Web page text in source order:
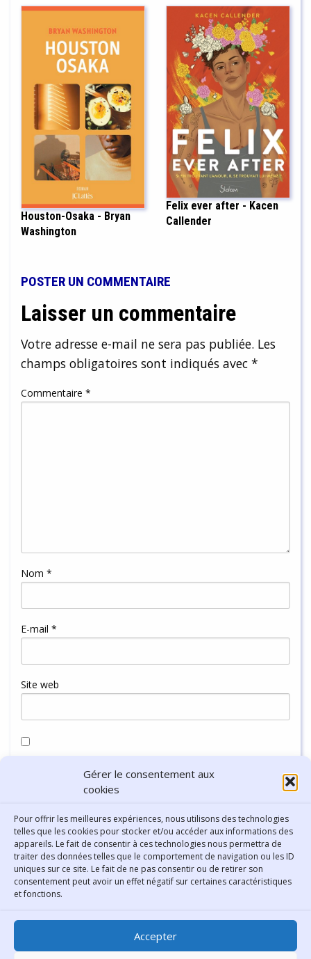
Gérer le consentement aux
cookies
Pour offrir les meilleures expériences, nous utilisons des technologies
telles que les cookies pour stocker et/ou accéder aux informations des
appareils. Le fait de consentir à ces technologies nous permettra de
traiter des données telles que le comportement de navigation ou les ID
uniques sur ce site. Le fait de ne pas consentir ou de retirer son
consentement peut avoir un effet négatif sur certaines caractéristiques
et fonctions.
Accepter
Houston-Osaka - Bryan
Washington
Felix ever after - Kacen
Callender
POSTER UN COMMENTAIRE
Laisser un commentaire
Votre adresse e-mail ne sera pas publiée. Les
champs obligatoires sont indiqués avec *
Commentaire *
Nom *
E-mail *
Site web
navigateur pour mon prochain commentaire.
Bibliothèque municipale de
Lyon